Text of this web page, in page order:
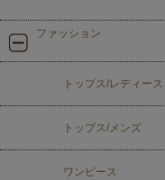
ファッション
トップス/レディース
トップス/メンズ
ワンピース